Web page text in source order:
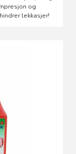
og
lekkasjer!